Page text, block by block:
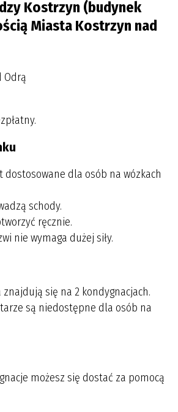
Kostrzyn (budynek
Miasta Kostrzyn nad
Odrą
dostosowane dla osób na wózkach
schody.
ręcznie.
nie wymaga dużej siły.
znajdują się na 2 kondygnacjach.
są niedostępne dla osób na
możesz się dostać za pomocą